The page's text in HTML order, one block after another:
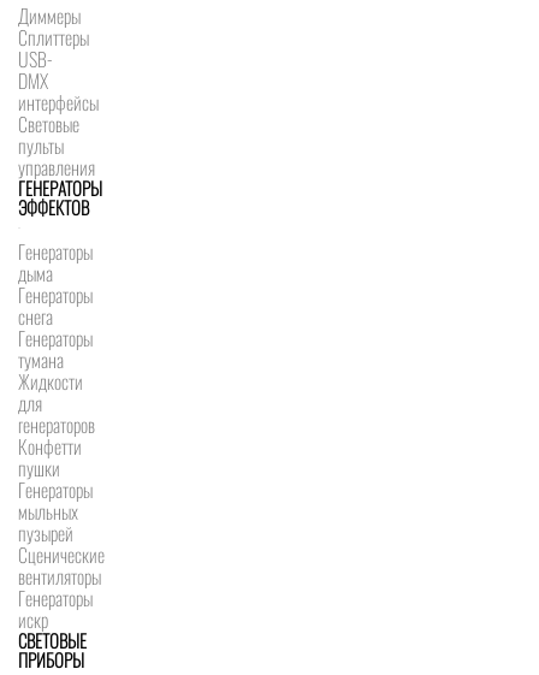
Диммеры
Сплиттеры
USB-
DMX
интерфейсы
Световые
пульты
управления
ГЕНЕРАТОРЫ
ЭФФЕКТОВ
Генераторы
дыма
Генераторы
снега
Генераторы
тумана
Жидкости
для
генераторов
Конфетти
пушки
Генераторы
мыльных
пузырей
Сценические
вентиляторы
Генераторы
искр
СВЕТОВЫЕ
ПРИБОРЫ